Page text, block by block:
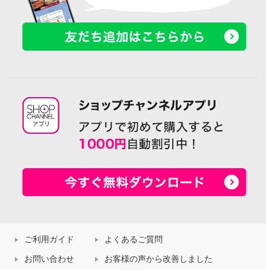
ご利用ガイド よくあるご質問
お問い合わせ お客様の声から改善しました